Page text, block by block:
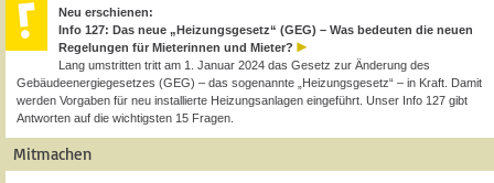
Neu erschienen:
Info 127: Das neue „Heizungsgesetz“ (GEG) – Was bedeuten die neuen
Regelungen für Mieterinnen und Mieter?
Lang umstritten tritt am 1. Januar 2024 das Gesetz zur Änderung des
Gebäudeenergiegesetzes (GEG) – das sogenannte „Heizungsgesetz“ – in Kraft. Damit
werden Vorgaben für neu installierte Heizungsanlagen eingeführt. Unser Info 127 gibt
Antworten auf die wichtigsten 15 Fragen.
Mitmachen